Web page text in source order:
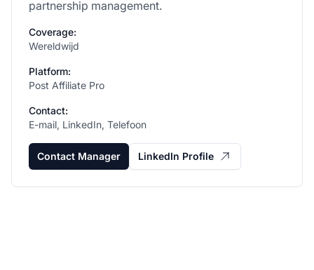
partnership management.
Coverage:
Wereldwijd
Platform:
Post Affiliate Pro
Contact:
E-mail, LinkedIn, Telefoon
Contact Manager LinkedIn Profile